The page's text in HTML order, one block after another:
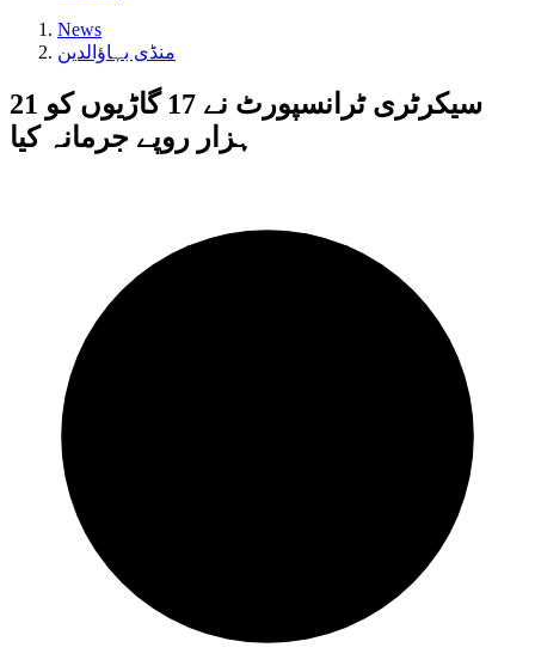
News
منڈی بہاؤالدین
سیکرٹری ٹرانسپورٹ نے 17 گاڑیوں کو 21
ہزار روپے جرمانہ کیا